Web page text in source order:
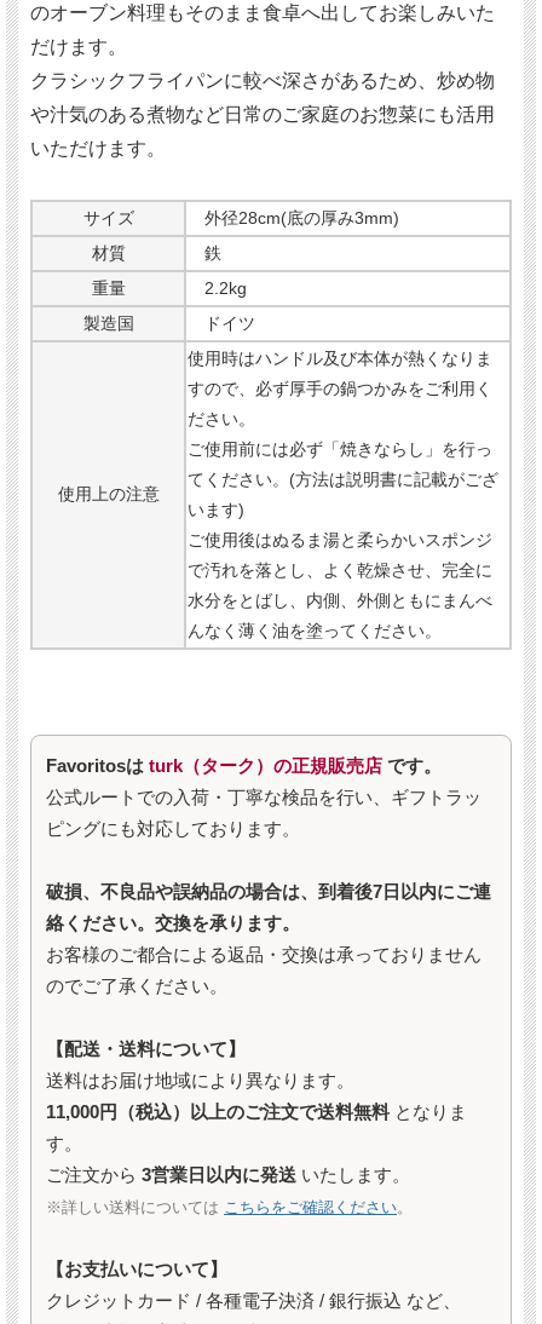
のオーブン料理もそのまま食卓へ出してお楽しみいた
だけます。
クラシックフライパンに較べ深さがあるため、炒め物
や汁気のある煮物など日常のご家庭のお惣菜にも活用
いただけます。
サイズ
外径28cm(底の厚み3mm)
材質
鉄
重量
2.2kg
製造国
ドイツ
使用上の注意
使用時はハンドル及び本体が熱くなりま
すので、必ず厚手の鍋つかみをご利用く
ださい。
ご使用前には必ず「焼きならし」を行っ
てください。(方法は説明書に記載がござ
います)
ご使用後はぬるま湯と柔らかいスポンジ
で汚れを落とし、よく乾燥させ、完全に
水分をとばし、内側、外側ともにまんべ
んなく薄く油を塗ってください。
Favoritosは turk（ターク）の正規販売店 です。
公式ルートでの入荷・丁寧な検品を行い、ギフトラッ
ピングにも対応しております。
破損、不良品や誤納品の場合は、到着後7日以内にご連
絡ください。交換を承ります。
お客様のご都合による返品・交換は承っておりません
のでご了承ください。
【配送・送料について】
送料はお届け地域により異なります。
11,000円（税込）以上のご注文で送料無料 となりま
す。
ご注文から 3営業日以内に発送 いたします。
※詳しい送料については こちらをご確認ください。
【お支払いについて】
クレジットカード / 各種電子決済 / 銀行振込 など、